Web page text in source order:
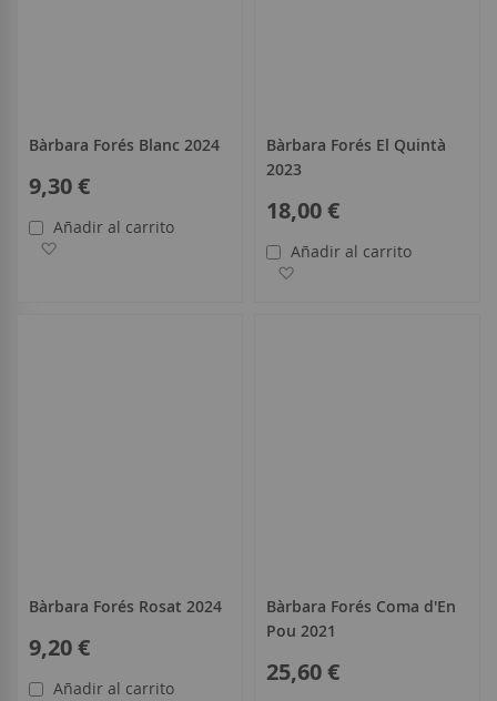
Bàrbara Forés Blanc 2024
9,30 €
Añadir al carrito
Bàrbara Forés El Quintà
2023
18,00 €
Añadir al carrito
Bàrbara Forés Rosat 2024
9,20 €
Añadir al carrito
Bàrbara Forés Coma d'En
Pou 2021
25,60 €